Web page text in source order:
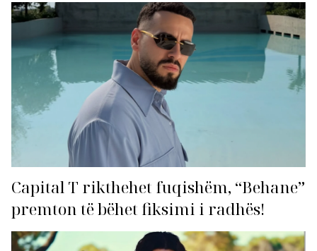
Capital T rikthehet fuqishëm, “Behane”
premton të bëhet fiksimi i radhës!